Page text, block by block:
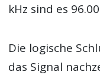
kHz sind es
Die logische
das Signal